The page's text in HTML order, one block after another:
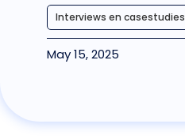
Interviews en casestudies
May 15, 2025